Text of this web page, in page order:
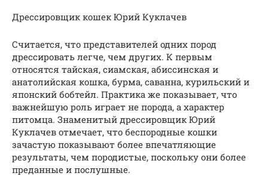
Дрессировщик кошек Юрий Куклачев
Считается, что представителей одних пород
дрессировать легче, чем других. К первым
относятся тайская, сиамская, абиссинская и
анатолийская кошка, бурма, саванна, курильский и
японский бобтейл. Практика же показывает, что
важнейшую роль играет не порода, а характер
питомца. Знаменитый дрессировщик Юрий
Куклачев отмечает, что беспородные кошки
зачастую показывают более впечатляющие
результаты, чем породистые, поскольку они более
преданные и послушные.